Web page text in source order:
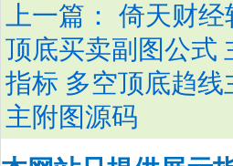
上一篇： 倚天财经
顶底买卖副图公式
指标 多空顶底趋
主附图源码